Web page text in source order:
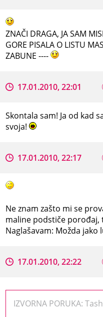
ZNAČI DRAGA, JA SAM
GORE PISALA O LISTU
ZABUNE ----
17.01.2010, 22:01
Skontala sam! Ja od kad
svoja!
17.01.2010, 22:17
Ne znam zašto mi se
maline podstiče
Naglašavam: Možda jako
17.01.2010, 22:22
IZVORNA PORUKA: